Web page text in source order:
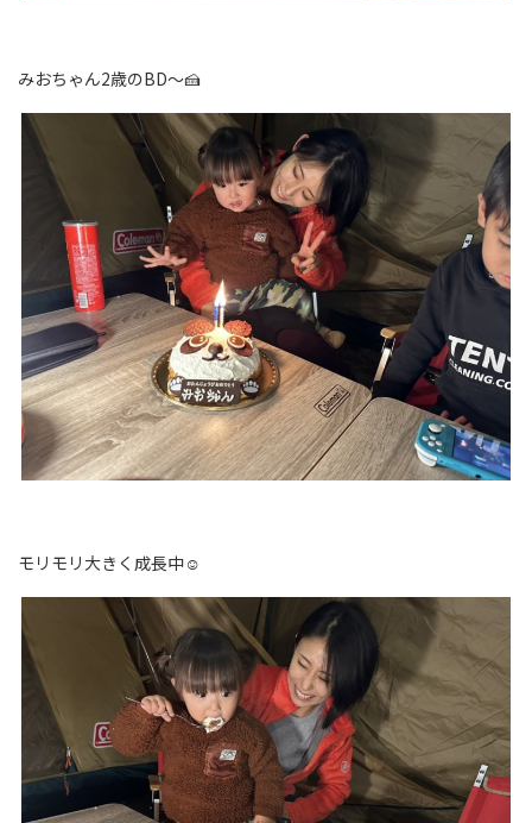
みおちゃん2歳のBD～🍰
モリモリ大きく成長中☺